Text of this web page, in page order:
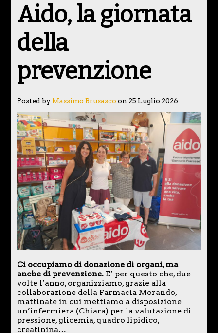
Aido, la giornata
della
prevenzione
Posted by Massimo Brusasco on 25 Luglio 2026
Ci occupiamo di donazione di organi, ma
anche di prevenzione. E’ per questo che, due
volte l’anno, organizziamo, grazie alla
collaborazione della Farmacia Morando,
mattinate in cui mettiamo a disposizione
un’infermiera (Chiara) per la valutazione di
pressione, glicemia, quadro lipidico,
creatinina…